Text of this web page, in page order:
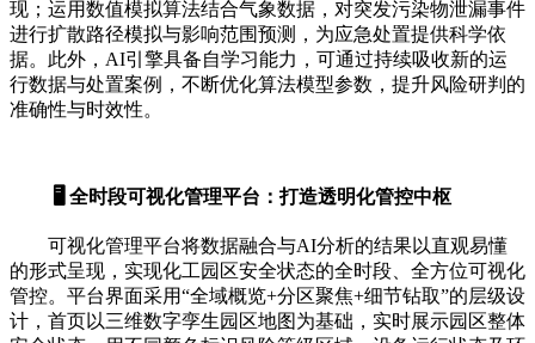
现；运用数值模拟算法结合气象数据，对突发污染物泄漏事件
进行扩散路径模拟与影响范围预测，为应急处置提供科学依
据。此外，AI引擎具备自学习能力，可通过持续吸收新的运
行数据与处置案例，不断优化算法模型参数，提升风险研判的
准确性与时效性。
🖥️ 全时段可视化管理平台：打造透明化管控中枢
可视化管理平台将数据融合与AI分析的结果以直观易懂
的形式呈现，实现化工园区安全状态的全时段、全方位可视化
管控。平台界面采用“全域概览+分区聚焦+细节钻取”的层级设
计，首页以三维数字孪生园区地图为基础，实时展示园区整体